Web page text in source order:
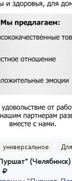
универсальное
(Челябинск)
₽